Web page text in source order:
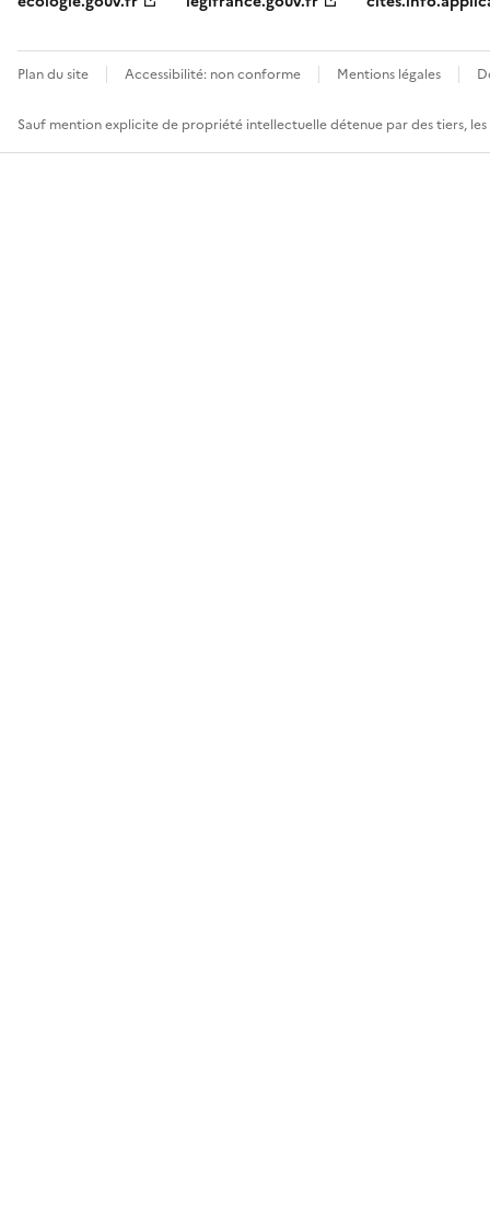
Plan du site Accessibilité: non conforme Mentions légales
Sauf mention explicite de propriété intellectuelle détenue par des tiers,